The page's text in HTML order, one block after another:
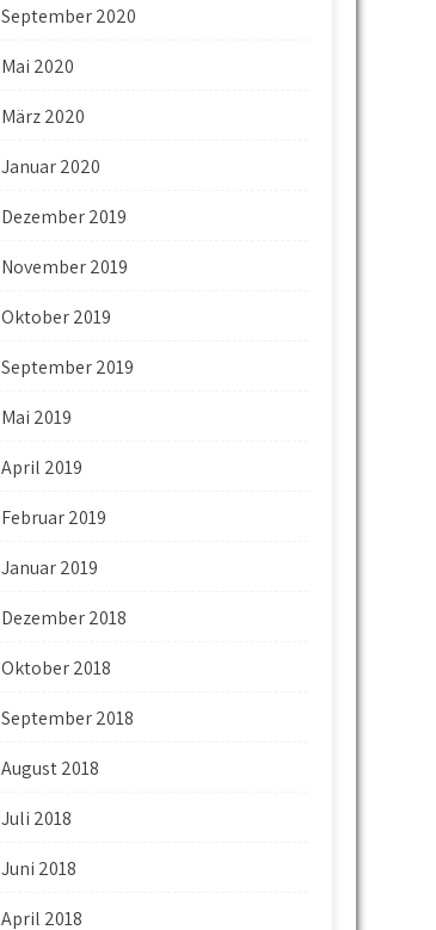
September 2020
Mai 2020
März 2020
Januar 2020
Dezember 2019
November 2019
Oktober 2019
September 2019
Mai 2019
April 2019
Februar 2019
Januar 2019
Dezember 2018
Oktober 2018
September 2018
August 2018
Juli 2018
Juni 2018
April 2018